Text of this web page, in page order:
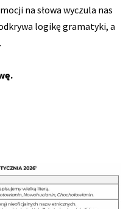
na słowa wyczula nas
logikę gramatyki, a